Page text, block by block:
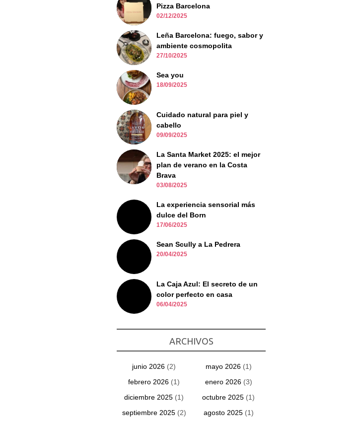
Pizza Barcelona
02/12/2025
Leña Barcelona: fuego, sabor y
ambiente cosmopolita
27/10/2025
Sea you
18/09/2025
Cuidado natural para piel y
cabello
09/09/2025
La Santa Market 2025: el mejor
plan de verano en la Costa
Brava
03/08/2025
La experiencia sensorial más
dulce del Born
17/06/2025
Sean Scully a La Pedrera
20/04/2025
La Caja Azul: El secreto de un
color perfecto en casa
06/04/2025
ARCHIVOS
junio 2026 (2) mayo 2026(1)
febrero 2026 (1) enero 2026(3)
diciembre 2025 (1) octubre 2025 (1)
septiembre 2025(2) agosto 2025(1)